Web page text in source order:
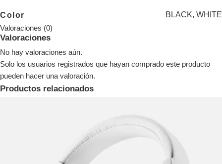
Color BLACK, WHITE
Valoraciones (0)
Valoraciones
No hay valoraciones aún.
Solo los usuarios registrados que hayan comprado este producto
pueden hacer una valoración.
Productos relacionados